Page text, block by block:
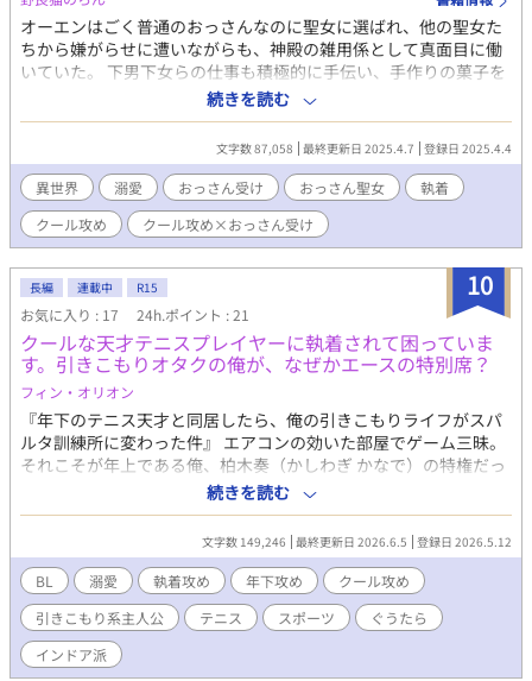
オーエンはごく普通のおっさんなのに聖女に選ばれ、他の聖女た
ちから嫌がらせに遭いながらも、神殿の雑用係として真面目に働
いていた。 下男下女らの仕事も積極的に手伝い、手作りの菓子を
振舞い、「俺たちの聖女」と慕われていた。 しかし窃盗の疑いを
かけられ、処刑されそうになったそのとき、美しい男が現れてオ
ーエンを助けた。 美しい男はなんと神殿で信仰されている神のエ
ルプクタンで、オーエンを嫁として娶ると宣言した。 彼は嫁のオ
ーエンに酷い仕打ちをした神殿の人々を焼き払うと、オーエンを
天界に連れて帰った。 エルプクタンは優しく溺愛してくれて、天
界で幸せな生活が始まるかと思いきや……。 彼は天界では暴君と
して有名な神であることが判明し、オーエンは震え上がるのだっ
た。 おっさんのオーエンは果たして幸せな生活を送れるのか！？
※R18シーンには*をつけています。
続きを読む
文字数 87,058 最終更新日 2025.4.7 登録日 2025.4.4
異世界 溺愛 おっさん受け おっさん聖女
執着
クール攻め
クール攻め×おっさん受け
10
長編 連載中 R15
お気に入り : 17 24h.ポイント : 21
クールな天才テニスプレイヤーに執着されて困っていま
す。引きこもりオタクの俺が、なぜかエースの特別席？
フィン・オリオン
『年下のテニス天才と同居したら、俺の引きこもりライフがスパ
ルタ訓練所に変わった件』 エアコンの効いた部屋でゲーム三昧。
それこそが年上である俺、柏木奏（かしわぎ かなで）の特権だっ
たはずだ。なのに、どうして同居人の高校生・千野柊斗（ちの し
ゅうと）に生活の主導権を握られているんだ！？ 「またポテトチ
ップス食べてますね。明日は朝5時半からロードワークです」 彼
は世間から「テニスの天才」とチヤホヤされているくせに、家で
は俺の食事に口を出し、スマホを取り上げ、あろうことか俺まで
強制的にコートへ引きずり出してくる！おまけに俺が他の部員に
アドバイスをした途端、奴の監視の目はさらに厳しくなっ
て……。ちょっと待て、俺はただのインドア派だぞ！生意気な年
下アスリートに振り回される、俺の平穏な日常を返してくれ！本
続きを読む
文字数 149,246 最終更新日 2026.6.5 登録日 2026.5.12
BL 溺愛 執着攻め 年下攻め
クール攻め
引きこもり系主人公
テニス スポーツ
ぐうたら
インドア派